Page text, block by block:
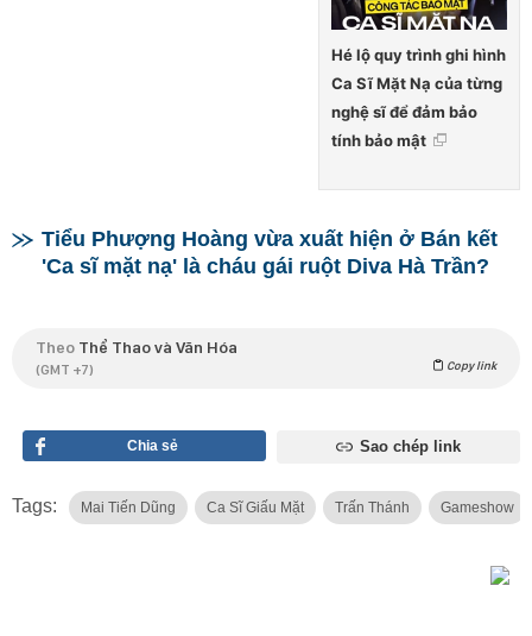
Hé lộ quy trình ghi hình
Ca Sĩ Mặt Nạ của từng
nghệ sĩ để đảm bảo
tính bảo mật
Tiểu Phượng Hoàng vừa xuất hiện ở Bán kết
'Ca sĩ mặt nạ' là cháu gái ruột Diva Hà Trần?
Theo Thể Thao và Văn Hóa
(GMT +7) Copy link
Chia sẻ Sao chép link
Tags: Mai Tiến Dũng Ca Sĩ Giấu Mặt Trấn Thánh Gameshow